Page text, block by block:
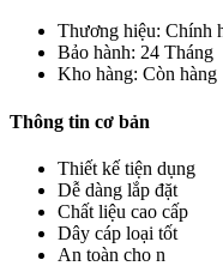
Thương hiệu: Chính
Bảo hành: 24 Tháng
Kho hàng: Còn hàng
Thông tin cơ bản
Thiết kế tiện dụng
Dễ dàng lắp đặt
Chất liệu cao cấp
Dây cáp loại tốt
An toàn cho n